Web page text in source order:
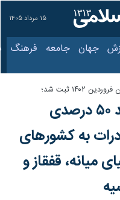
۱۵ مرداد ۱۴۰۵
جهان جامعه فرهنگ
۱۴۰۲ ثبت شد؛
رشد ۵۰ درصدی
به کشورهای
میانه، قفقاز و